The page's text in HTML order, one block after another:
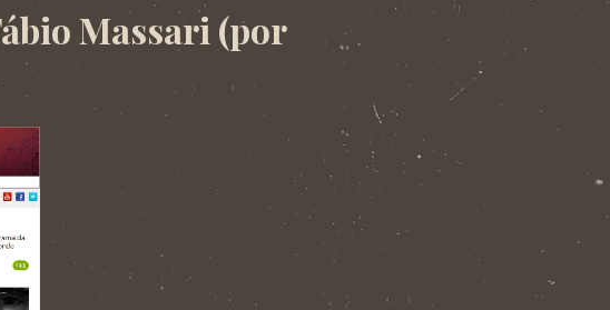
Massari (por